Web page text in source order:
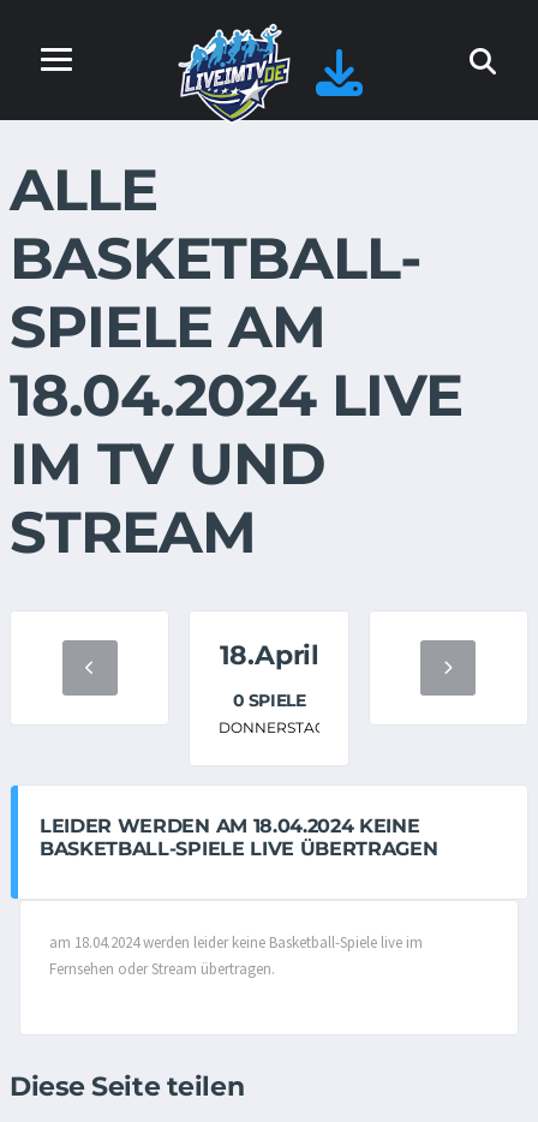
ALLE
BASKETBALL-
SPIELE AM
18.04.2024 LIVE
IM TV UND
STREAM
18.April
0 SPIELE
DONNERSTAG
LEIDER WERDEN AM 18.04.2024 KEINE
BASKETBALL-SPIELE LIVE ÜBERTRAGEN
am 18.04.2024 werden leider keine Basketball-Spiele live im
Fernsehen oder Stream übertragen.
Diese Seite teilen